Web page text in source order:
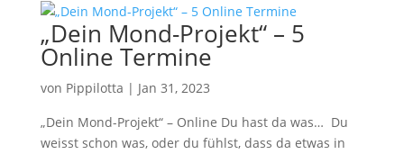
„Dein Mond-Projekt“ – 5
Online Termine
von Pippilotta | Jan 31, 2023
„Dein Mond-Projekt“ – Online Du hast da was… Du
weisst schon was, oder du fühlst, dass da etwas in